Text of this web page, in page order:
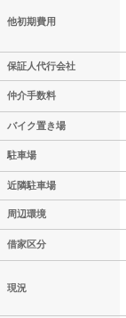
他初期費用
保証人代行会社
仲介手数料
バイク置き場
駐車場
近隣駐車場
周辺環境
借家区分
現況